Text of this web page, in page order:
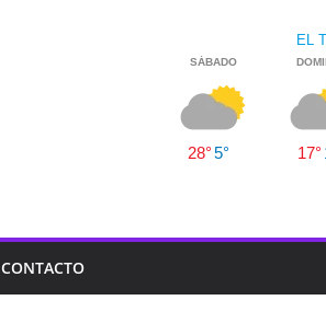
CONTACTO